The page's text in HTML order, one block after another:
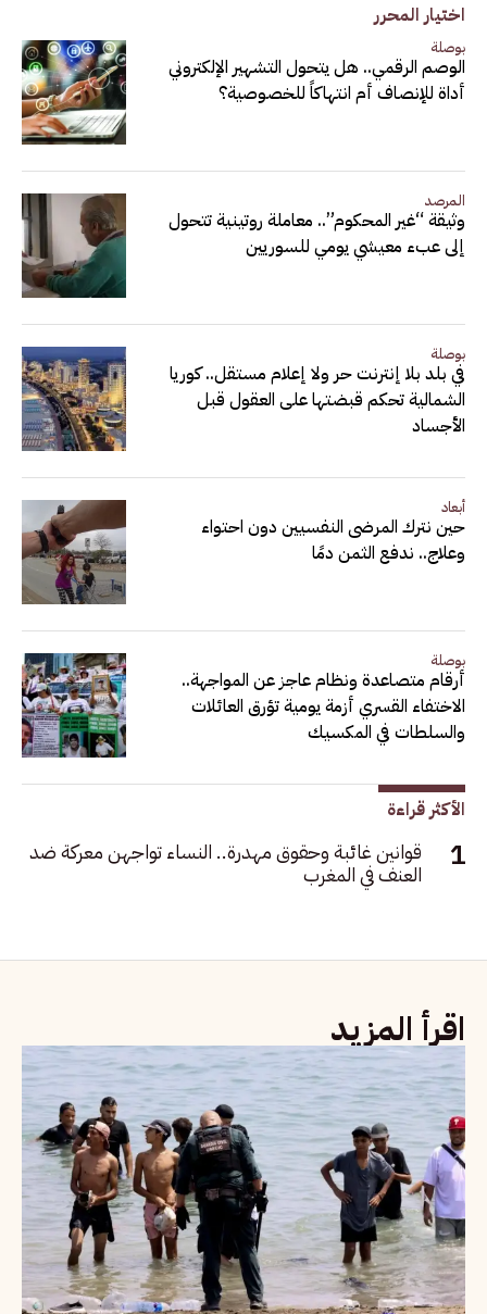
اختيار المحرر
بوصلة
الوصم الرقمي.. هل يتحول التشهير الإلكتروني
أداة للإنصاف أم انتهاكاً للخصوصية؟
المرصد
وثيقة “غير المحكوم”.. معاملة روتينية تتحول
إلى عبء معيشي يومي للسوريين
بوصلة
في بلد بلا إنترنت حر ولا إعلام مستقل.. كوريا
الشمالية تحكم قبضتها على العقول قبل
الأجساد
أبعاد
حين نترك المرضى النفسيين دون احتواء
وعلاج.. ندفع الثمن دمًا
بوصلة
أرقام متصاعدة ونظام عاجز عن المواجهة..
الاختفاء القسري أزمة يومية تؤرق العائلات
والسلطات في المكسيك
الأكثر قراءة
قوانين غائبة وحقوق مهدرة.. النساء تواجهن معركة ضد
العنف في المغرب
اقرأ المزيد